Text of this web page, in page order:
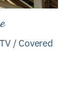
/ Covered